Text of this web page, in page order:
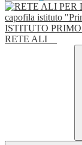
ISTITUTO
RETE ALI